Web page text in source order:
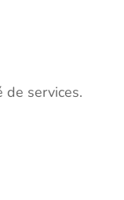
de services.